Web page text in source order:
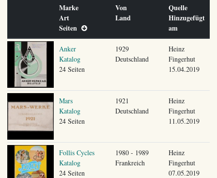
Marke
Art
Seiten
Von
Land
Quelle
Hinzugefügt
am
Anker
Katalog
24 Seiten
1929
Deutschland
Heinz
Fingerhut
15.04.2019
Mars
Katalog
24 Seiten
1921
Deutschland
Heinz
Fingerhut
11.05.2019
Follis Cycles
Katalog
24 Seiten
1980 - 1989
Frankreich
Heinz
Fingerhut
07.05.2019